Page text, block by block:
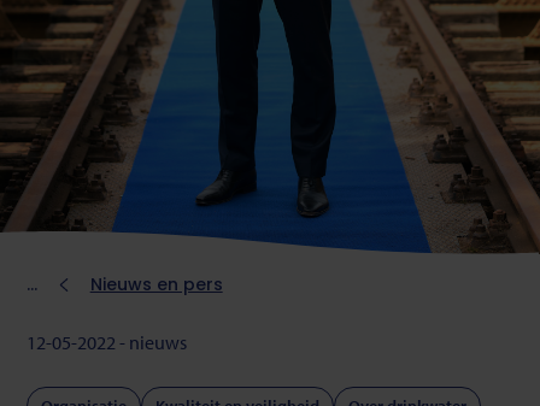
Kruimelpad
Nieuws en pers
12-05-2022 - nieuws